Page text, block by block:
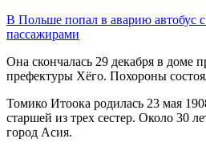
В Польше попал в аварию автобус
пассажирами
Она скончалась 29 декабря в доме
префектуры Хёго. Похороны
Томико Итоока родилась 23 мая
старшей из трех сестер. Около 30
город Асия.